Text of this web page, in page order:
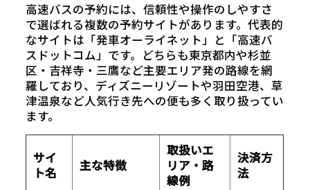
高速バスの予約には、信頼性や操作のしやすさ
で選ばれる複数の予約サイトがあります。代表的
なサイトは「発車オーライネット」と「高速バ
スドットコム」です。どちらも東京都内や杉並
区・吉祥寺・三鷹など主要エリア発の路線を網
羅しており、ディズニーリゾートや羽田空港、草
津温泉など人気行き先への便も多く取り扱ってい
ます。
サイ
ト名
主な特徴
取扱いエ
リア・路
線例
決済方
法